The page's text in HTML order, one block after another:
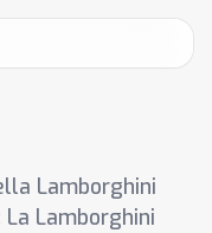
Lamborghini
Lamborghini